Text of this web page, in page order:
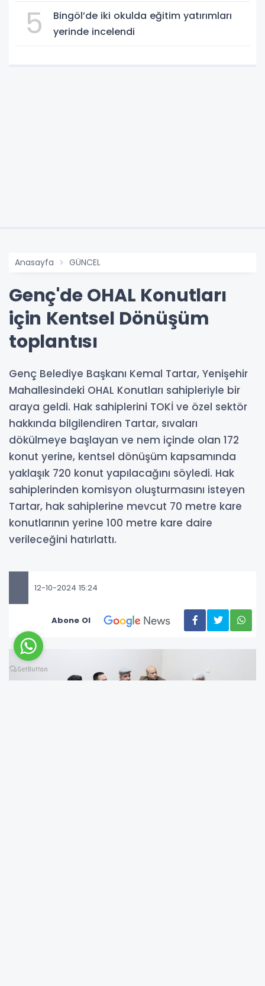
5
Bingöl’de iki okulda eğitim yatırımları
yerinde incelendi
Anasayfa GÜNCEL
Genç'de OHAL Konutları
için Kentsel Dönüşüm
toplantısı
Genç Belediye Başkanı Kemal Tartar, Yenişehir
Mahallesindeki OHAL Konutları sahipleriyle bir
araya geldi. Hak sahiplerini TOKİ ve özel sektör
hakkında bilgilendiren Tartar, sıvaları
dökülmeye başlayan ve nem içinde olan 172
konut yerine, kentsel dönüşüm kapsamında
yaklaşık 720 konut yapılacağını söyledi. Hak
sahiplerinden komisyon oluşturmasını isteyen
Tartar, hak sahiplerine mevcut 70 metre kare
konutlarının yerine 100 metre kare daire
verileceğini hatırlattı.
12-10-2024 15:24
Abone Ol